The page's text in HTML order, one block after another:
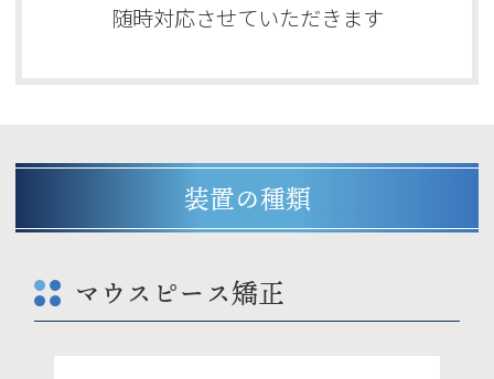
随時対応させていただきます
装置の種類
マウスピース矯正